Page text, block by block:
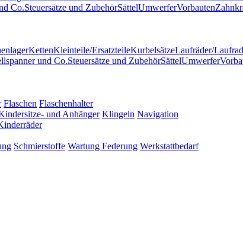
Co.Steuersätze und ZubehörSättelUmwerferVorbauten
KettenKleinteile/ErsatzteileKurbelsätzeLaufräder/
und Co.Steuersätze und ZubehörSättelUmwerfer
Flaschen Flaschenhalter
und Anhänger Klingeln Navigation
Schmierstoffe Wartung Federung Werkstattbedarf